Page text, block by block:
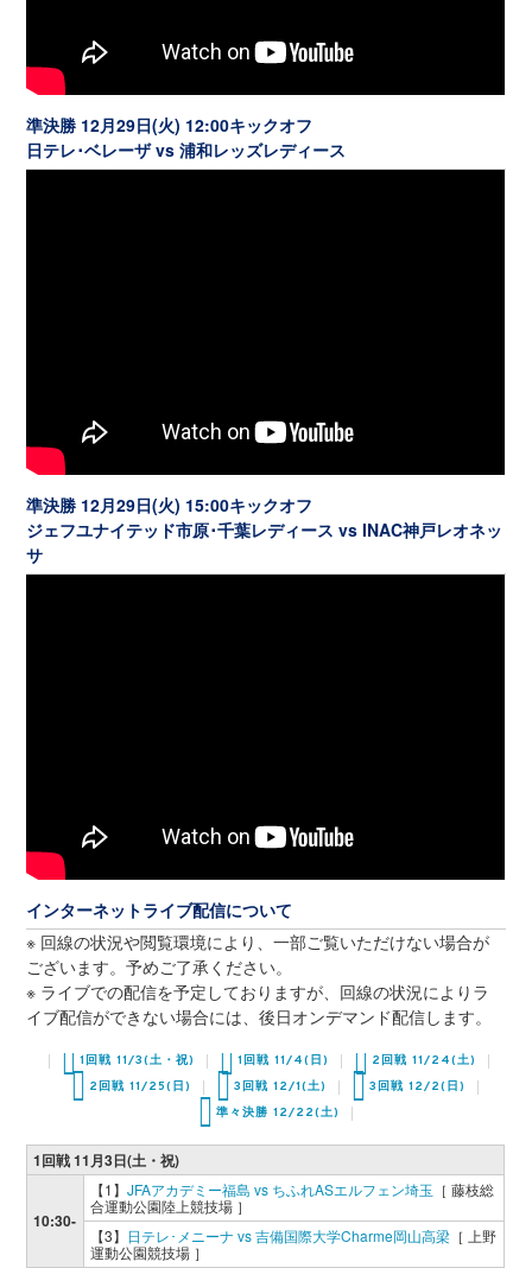
準決勝 12月29日(火) 12:00キックオフ
日テレ･ベレーザ vs 浦和レッズレディース
準決勝 12月29日(火) 15:00キックオフ
ジェフユナイテッド市原･千葉レディース vs INAC神戸レオネッ
サ
インターネットライブ配信について
※ 回線の状況や閲覧環境により、一部ご覧いただけない場合が
ございます。予めご了承ください。
※ ライブでの配信を予定しておりますが、回線の状況によりラ
イブ配信ができない場合には、後日オンデマンド配信します。
1回戦 11/3(土・祝) 1回戦 11/4(日)
2回戦 11/24(土)
2回戦 11/25(日)
3回戦 12/1(土)
3回戦 12/2(日)
準々決勝 12/22(土)
1回戦 11月3日(土・祝)
10:30-
【1】JFAアカデミー福島 vs ちふれASエルフェン埼玉 ［ 藤枝総
合運動公園陸上競技場 ］
【3】 日テレ･メニーナ vs 吉備国際大学Charme岡山高梁 ［ 上野
運動公園競技場 ］